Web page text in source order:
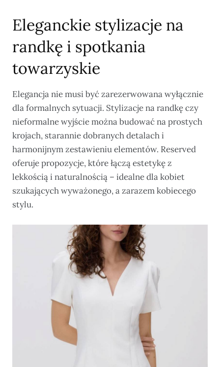
Eleganckie stylizacje na
randkę i spotkania
towarzyskie
Elegancja nie musi być zarezerwowana wyłącznie
dla formalnych sytuacji. Stylizacje na randkę czy
nieformalne wyjście można budować na prostych
krojach, starannie dobranych detalach i
harmonijnym zestawieniu elementów. Reserved
oferuje propozycje, które łączą estetykę z
lekkością i naturalnością – idealne dla kobiet
szukających wyważonego, a zarazem kobiecego
stylu.